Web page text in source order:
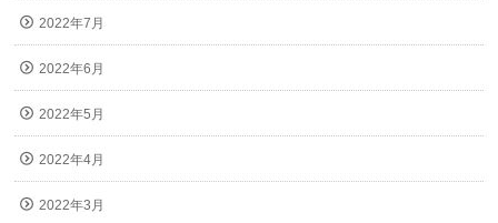
2022年7月
2022年6月
2022年5月
2022年4月
2022年3月